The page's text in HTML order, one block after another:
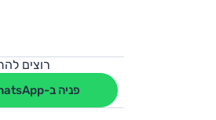
רוצים
פניה ב-WhatsApp